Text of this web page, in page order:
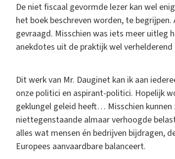
De niet fiscaal gevormde lezer kan wel
het boek beschreven worden, te
gevraagd. Misschien was iets meer uitleg
anekdotes uit de praktijk wel
Dit werk van Mr. Dauginet kan ik aan
onze politici en aspirant-politici. Hopelijk
geklungel geleid heeft… Misschien
niettegenstaande almaar verhoogde
alles wat mensen én bedrijven bijdragen,
Europees aanvaardbare balanceert.